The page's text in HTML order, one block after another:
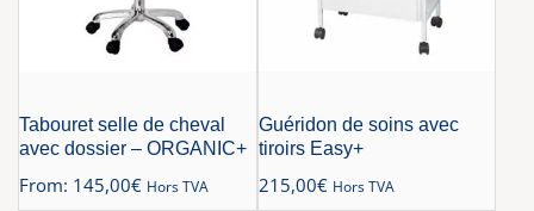
Tabouret selle de cheval
avec dossier – ORGANIC+
From: 145,00€ Hors TVA
Guéridon de soins avec
tiroirs Easy+
215,00€ Hors TVA